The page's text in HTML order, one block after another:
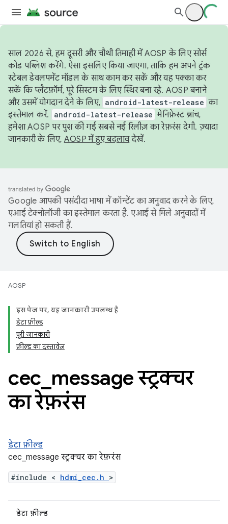
साल 2026 से, हम दूसरी और चौथी तिमाही में AOSP के लिए सोर्स
कोड पब्लिश करेंगे. ऐसा इसलिए किया जाएगा, ताकि हम अपने ट्रंक
स्टेबल डेवलपमेंट मॉडल के साथ काम कर सकें और यह पक्का कर
सकें कि प्लैटफ़ॉर्म, पूरे सिस्टम के लिए स्थिर बना रहे. AOSP बनाने
और उसमें योगदान देने के लिए, android-latest-release का
इस्तेमाल करें.
android-latest-release मेनिफ़ेस्ट ब्रांच,
हमेशा AOSP पर पुश की गई सबसे नई रिलीज़ का रेफ़रंस देगी. ज़्यादा
जानकारी के लिए, AOSP में हुए बदलावदेखें.
Google आपकी पसंदीदा भाषा में कॉन्टेंट का अनुवाद करने के लिए,
एआई टेक्नोलॉजी का इस्तेमाल करता है. एआई से मिले अनुवादों में
गलतियां हो सकती हैं.
AOSP
इस पेज पर, यह जानकारी उपलब्ध है
डेटा फ़ील्ड
पूरी जानकारी
फ़ील्ड का दस्तावेज़
cec message स्ट्रक्चर
का रेफ़रंस
डेटा फ़ील्ड
cec_message स्ट्रक्चर का रेफ़रंस
#include < hdmi_cec.h >
डेटा फ़ील्ड